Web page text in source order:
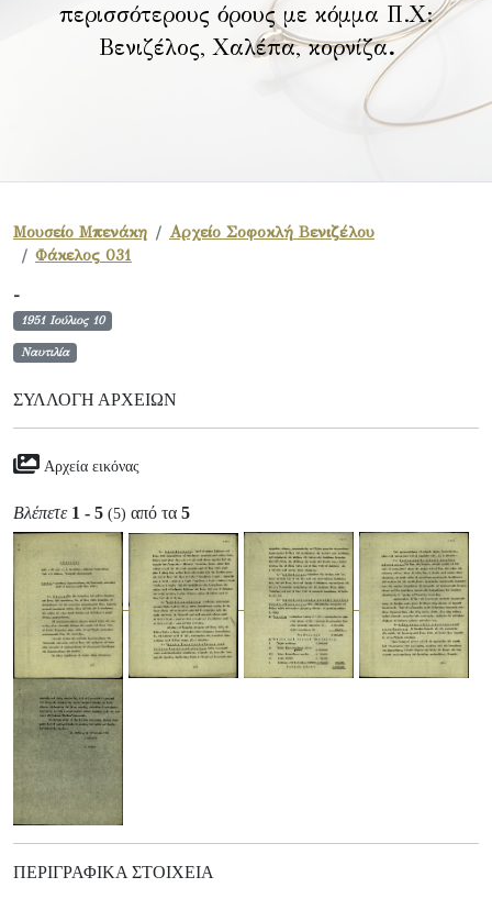
περισσότερους όρους με κόμμα Π.Χ:
Βενιζέλος, Χαλέπα, κορνίζα.
Μουσείο Μπενάκη
Αρχείο Σοφοκλή Βενιζέλου
Φάκελος 031
-
1951 Ιούλιος 10
Ναυτιλία
ΣΥΛΛΟΓΉ ΑΡΧΕΊΩΝ
Αρχεία εικόνας
Βλέπετε 1 - 5 (5) από τα 5
ΠΕΡΙΓΡΑΦΙΚΆ ΣΤΟΙΧΕΊΑ